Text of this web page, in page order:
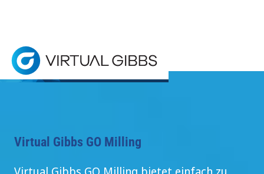
Home> Produkte > Go Milling Produkte
Virtual Gibbs GO Milling bietet einfach
Virtual Gibbs GO Milling